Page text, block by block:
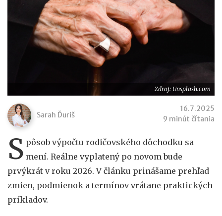
Zdroj: Unsplash.com
Sarah Ďuriš
16.7.2025
9 minút čítania
S pôsob výpočtu rodičovského dôchodku sa
mení. Reálne vyplatený po novom bude
prvýkrát v roku 2026. V článku prinášame prehľad
zmien, podmienok a termínov vrátane praktických
príkladov.